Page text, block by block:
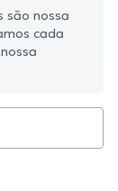
são nossa
cada